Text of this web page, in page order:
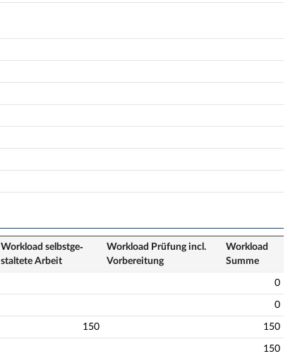
Workload selbstge­
staltete Arbeit
Workload Prüfung incl.
Vorbereitung
Workload
Summe
0
0
150 150
150